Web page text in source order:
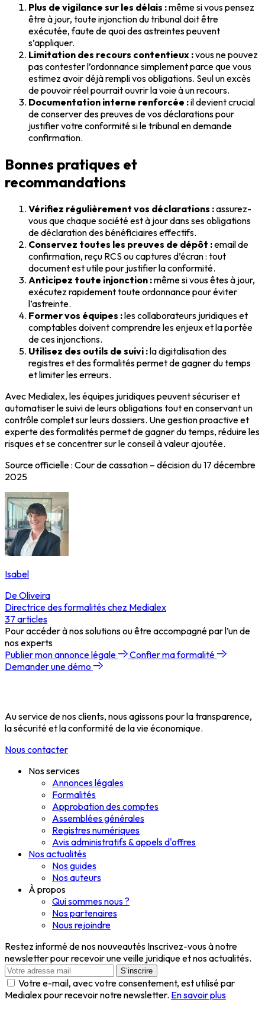
Plus de vigilance sur les délais :même si vous pensez
être à jour, toute injonction du tribunal doit être
exécutée, faute de quoi des astreintes peuvent
s’appliquer.
Limitation des recours contentieux :vous ne pouvez
pas contester l’ordonnance simplement parce que vous
estimez avoir déjà rempli vos obligations. Seul un excès
de pouvoir réel pourrait ouvrir la voie à un recours.
Documentation interne renforcée :il devient crucial
de conserver des preuves de vos déclarations pour
justifier votre conformité si le tribunal en demande
confirmation.
Bonnes pratiques et
recommandations
Vérifiez régulièrement vos déclarations :assurez-
vous que chaque société est à jour dans ses obligations
de déclaration des bénéficiaires effectifs.
Conservez toutes les preuves de dépôt :email de
confirmation, reçu RCS ou captures d’écran : tout
document est utile pour justifier la conformité.
Anticipez toute injonction :même si vous êtes à jour,
exécutez rapidement toute ordonnance pour éviter
l’astreinte.
Former vos équipes :les collaborateurs juridiques et
comptables doivent comprendre les enjeux et la portée
de ces injonctions.
Utilisez des outils de suivi :la digitalisation des
registres et des formalités permet de gagner du temps
et limiter les erreurs.
Avec Medialex, les équipes juridiques peuvent sécuriser et
automatiser le suivi de leurs obligations tout en conservant un
contrôle complet sur leurs dossiers. Une gestion proactive et
experte des formalités permet de gagner du temps, réduire les
risques et se concentrer sur le conseil à valeur ajoutée.
Source officielle : Cour de cassation – décision du 17 décembre
2025
Isabel
De Oliveira
Directrice des formalités chez Medialex
37 articles
Pour accéder à nos solutions ou être accompagné par l’un de
nos experts
Publier mon annonce légale
Confier ma formalité
Demander une démo
Au service de nos clients, nous agissons pour la transparence,
la sécurité et la conformité de la vie économique.
Nous contacter
Nos services
Annonces légales
Formalités
Approbation des comptes
Assemblées générales
Registres numériques
Avis administratifs & appels d'offres
Nos actualités
Nos guides
Nos auteurs
À propos
Qui sommes nous ?
Nos partenaires
Nous rejoindre
Restez informé de nos nouveautés Inscrivez-vous à notre
newsletter pour recevoir une veille juridique et nos actualités.
S‘inscrire
Votre e-mail, avec votre consentement, est utilisé par
Medialex pour recevoir notre newsletter. En savoir plus